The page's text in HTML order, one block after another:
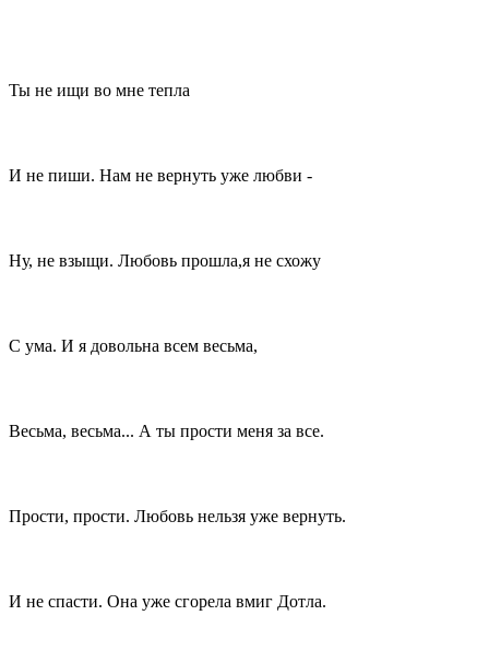
Ты не ищи во мне тепла
И не пиши. Нам не вернуть уже любви -
Ну, не взыщи. Любовь прошла,я не схожу
С ума. И я довольна всем весьма,
Весьма, весьма... А ты прости меня за все.
Прости, прости. Любовь нельзя уже вернуть.
И не спасти. Она уже сгорела вмиг Дотла.